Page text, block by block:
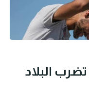
البلاد